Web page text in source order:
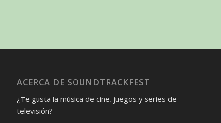
ACERCA DE SOUNDTRACKFEST
¿Te gusta la música de cine, juegos y series de
televisión?